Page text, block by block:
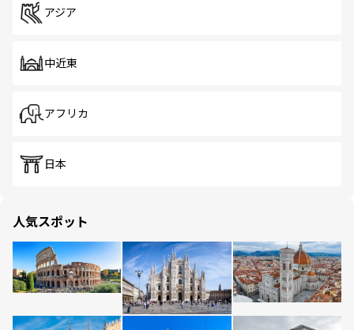
アジア
中近東
アフリカ
日本
人気スポット